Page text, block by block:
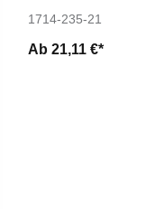
1714-235-21
Ab 21,11 €*